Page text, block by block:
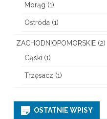
Morąg (1)
Ostróda (1)
ZACHODNIOPOMORSKIE (2)
Gąski (1)
Trzęsacz (1)
OSTATNIE WPISY